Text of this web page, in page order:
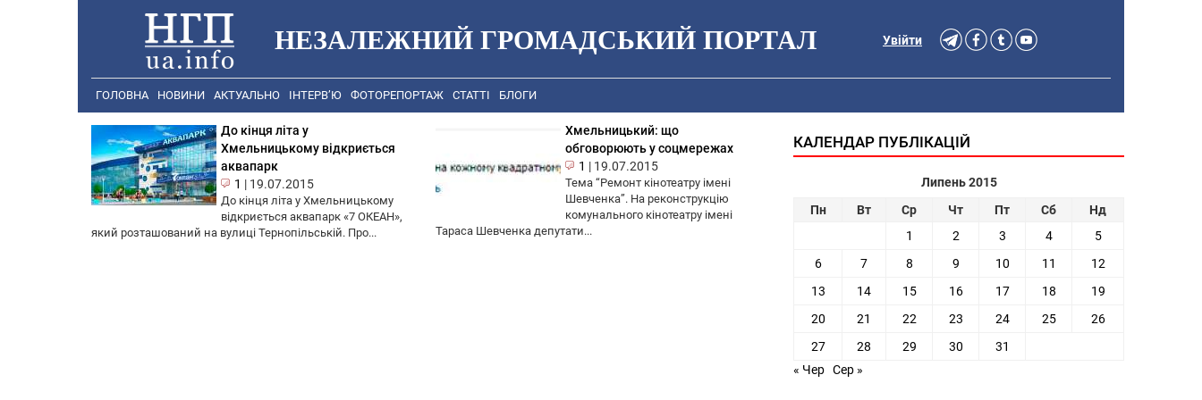
НЕЗАЛЕЖНИЙ ГРОМАДСЬКИЙ ПОРТАЛ Увійти
ГОЛОВНА НОВИНИ АКТУАЛЬНО ІНТЕРВ’Ю ФОТОРЕПОРТАЖ СТАТТІ БЛОГИ
До кінця літа у
Хмельницькому відкриється
аквапарк
1 | 19.07.2015
До кінця літа у Хмельницькому
відкриється аквапарк «7 ОКЕАН»,
який розташований на вулиці Тернопільській. Про...
Хмельницький: що
обговорюють у соцмережах
1 | 19.07.2015
Тема “Ремонт кінотеатру імені
Шевченка”. На реконструкцію
комунального кінотеатру імені
Тараса Шевченка депутати...
КАЛЕНДАР ПУБЛІКАЦІЙ
Липень 2015
Пн
Вт Ср Чт Пт Сб
Нд
1
2 3 4
5
6
7 8 9 10 11
12
13
14 15 16 17 18
19
20
21 22 23 24 25
26
27
28 29 30
31
« Чер Сер »